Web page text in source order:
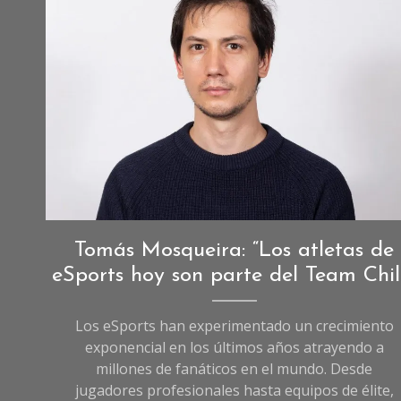
Deportes ,
Entrevistas,
Deportes
Tomás Mosqueira: “Los atletas de
eSports hoy son parte del Team
Los eSports han experimentado un crecimiento
exponencial en los últimos años atrayendo a
millones de fanáticos en el mundo. Desde
jugadores profesionales hasta equipos de élite,